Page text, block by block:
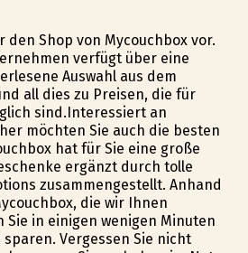
Shop von Mycouchbox vor.
verfügt über eine
Auswahl aus dem
all dies zu Preisen, die für
sind.Interessiert an
möchten Sie auch die besten
hat für Sie eine große
ergänzt durch tolle
zusammengestellt. Anhand
die wir Ihnen
Sie in einigen wenigen Minuten
Vergessen Sie nicht